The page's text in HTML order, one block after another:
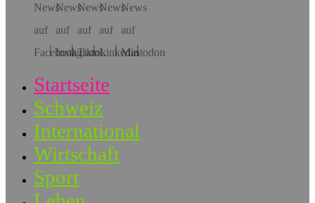
Hol dir die App!
Startseite
Schweiz
International
Wirtschaft
Sport